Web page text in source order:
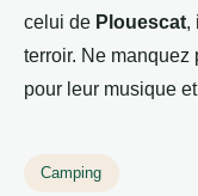
celui de Plouescat,
terroir. Ne manquez
pour leur musique
Camping